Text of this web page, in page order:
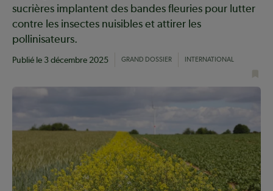
sucrières implantent des bandes fleuries pour lutter
contre les insectes nuisibles et attirer les
pollinisateurs.
Publié le 3 décembre 2025 GRAND DOSSIER INTERNATIONAL